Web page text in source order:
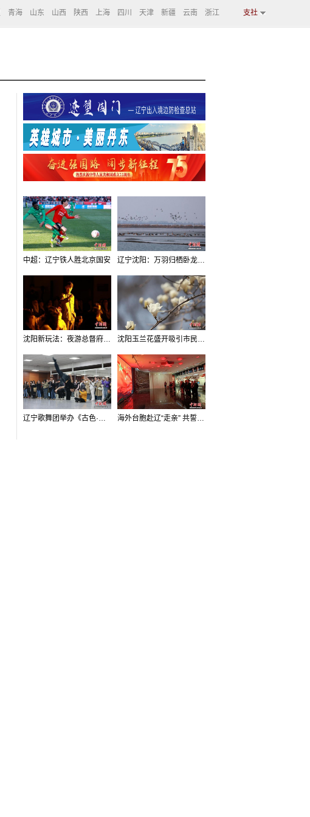
青海 山东 山西 陕西 上海 四川 天津 新疆 云南 浙江 支社
中超：辽宁铁人胜北京国安 辽宁沈阳：万羽归栖卧龙湖看群鸟齐飞
沈阳新玩法：夜游总督府，当一回“赴宴者” 沈阳玉兰花盛开吸引市民打卡
辽宁歌舞团举办《古色·国宝辽宁》排练开放日活动 海外台胞赴辽“走亲” 共誓“和平初心”